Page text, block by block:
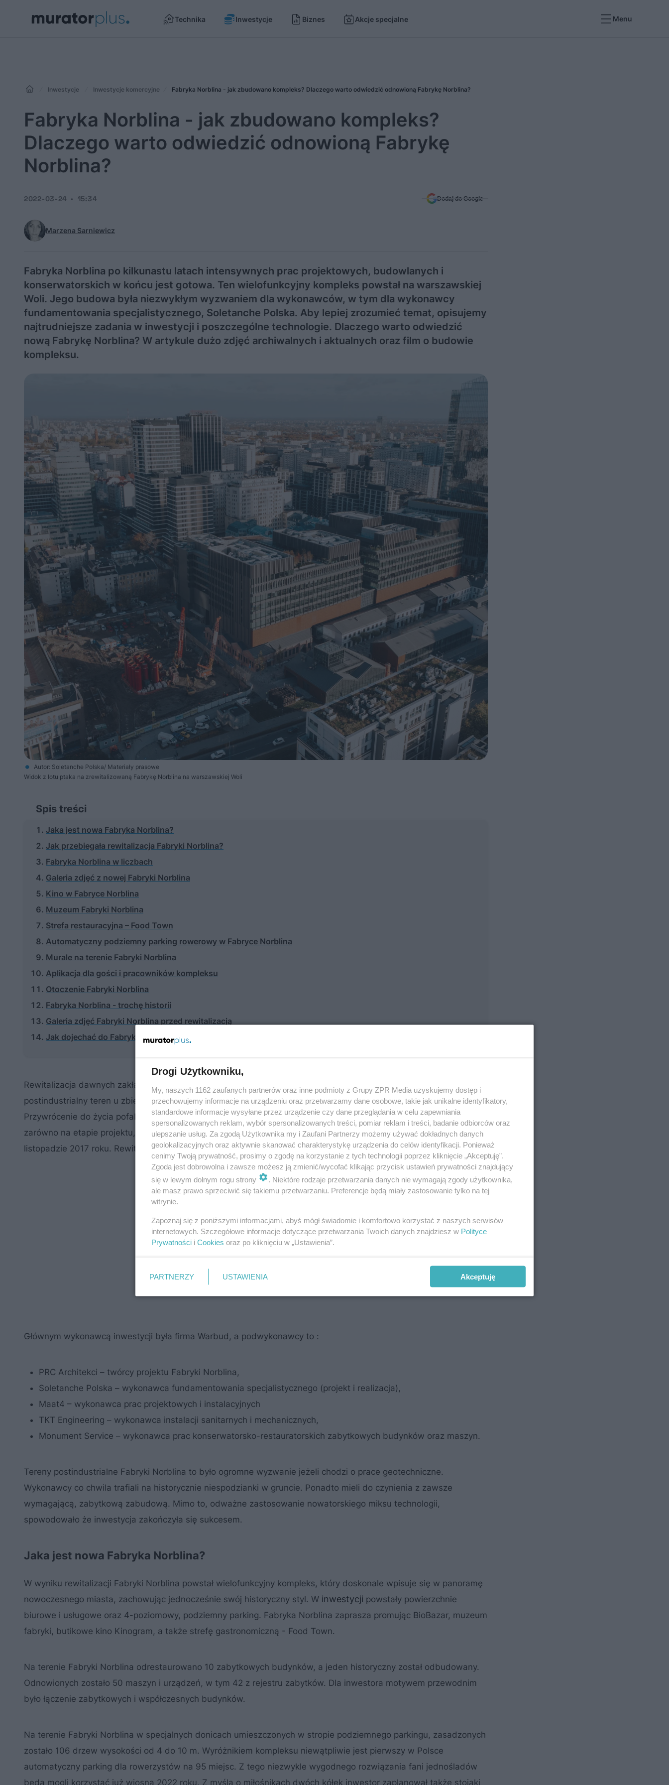
Technika Inwestycje Biznes Akcje specjalne Menu
Inwestycje Inwestycje komercyjne Fabryka Norblina - jak zbudowano kompleks? Dlaczego warto odwiedzić odnowioną Fabrykę Norblina?
Fabryka Norblina - jak zbudowano kompleks?
Dlaczego warto odwiedzić odnowioną Fabrykę
Norblina?
Marzena Sarniewicz
2022-03-24 15:34 Dodaj do Google
Fabryka Norblina po kilkunastu latach intensywnych prac projektowych, budowlanych i
konserwatorskich w końcu jest gotowa. Ten wielofunkcyjny kompleks powstał na warszawskiej
Woli. Jego budowa była niezwykłym wyzwaniem dla wykonawców, w tym dla wykonawcy
fundamentowania specjalistycznego, Soletanche Polska. Aby lepiej zrozumieć temat, opisujemy
najtrudniejsze zadania w inwestycji i poszczególne technologie. Dlaczego warto odwiedzić
nową Fabrykę Norblina? W artykule dużo zdjęć archiwalnych i aktualnych oraz film o budowie
kompleksu.
Autor: Soletanche Polska/ Materiały prasowe
Widok z lotu ptaka na zrewitalizowaną Fabrykę Norblina na warszawskiej Woli
Spis treści
Jaka jest nowa Fabryka Norblina?
Jak przebiegała rewitalizacja Fabryki Norblina?
Fabryka Norblina w liczbach
Galeria zdjęć z nowej Fabryki Norblina
Kino w Fabryce Norblina
Muzeum Fabryki Norblina
Strefa restauracyjna – Food Town
Automatyczny podziemny parking rowerowy w Fabryce Norblina
Murale na terenie Fabryki Norblina
Aplikacja dla gości i pracowników kompleksu
Otoczenie Fabryki Norblina
Fabryka Norblina - trochę historii
Galeria zdjęć Fabryki Norblina przed rewitalizacją
Jak dojechać do Fabryki Norblina?
Rewitalizacja dawnych zakładów Norblin, Bracia Buch i T. Werner rozpoczęła się w 2008 roku, kiedy to 2-hektarowy
postindustrialny teren u zbiegu ulic Żelaznej, Łuckiej i Prostej został zakupiony przez Grupę Capital Park.
Przywrócenie do życia pofabrycznego kompleksu okazało się procesem niezwykle wymagającym i skomplikowanym
zarówno na etapie projektu, jak i budowy.Roboty budowlanena terenie dawnej fabryki Norblina ruszyły w
listopadzie 2017 roku. Rewitalizacja zakończyła się w listopadzie 2021.
Głównym wykonawcą inwestycji była firma Warbud, a podwykonawcy to :
PRC Architekci – twórcy projektu Fabryki Norblina,
Soletanche Polska – wykonawca fundamentowania specjalistycznego (projekt i realizacja),
Maat4 – wykonawca prac projektowych i instalacyjnych
TKT Engineering – wykonawca instalacji sanitarnych i mechanicznych,
Monument Service – wykonawca prac konserwatorsko-restauratorskich zabytkowych budynków oraz maszyn.
Tereny postindustrialne Fabryki Norblina to było ogromne wyzwanie jeżeli chodzi o prace geotechniczne.
Wykonawcy co chwila trafiali na historycznie niespodzianki w gruncie. Ponadto mieli do czynienia z zawsze
wymagającą, zabytkową zabudową. Mimo to, odważne zastosowanie nowatorskiego miksu technologii,
spowodowało że inwestycja zakończyła się sukcesem.
Jaka jest nowa Fabryka Norblina?
W wyniku rewitalizacji Fabryki Norblina powstał wielofunkcyjny kompleks, który doskonale wpisuje się w panoramę
nowoczesnego miasta, zachowując jednocześnie swój historyczny styl. W inwestycji powstały powierzchnie
biurowe i usługowe oraz 4-poziomowy, podziemny parking. Fabryka Norblina zaprasza promując BioBazar, muzeum
fabryki, butikowe kino Kinogram, a także strefę gastronomiczną - Food Town.
Na terenie Fabryki Norblina odrestaurowano 10 zabytkowych budynków, a jeden historyczny został odbudowany.
Odnowionych zostało 50 maszyn i urządzeń, w tym 42 z rejestru zabytków. Dla inwestora motywem przewodnim
było łączenie zabytkowych i współczesnych budynków.
Na terenie Fabryki Norblina w specjalnych donicach umieszczonych w stropie podziemnego parkingu, zasadzonych
zostało 106 drzew wysokości od 4 do 10 m. Wyróżnikiem kompleksu niewątpliwie jest pierwszy w Polsce
automatyczny parking dla rowerzystów na 95 miejsc. Z tego niezwykle wygodnego rozwiązania fani jednośladów
będą mogli korzystać już wiosną 2022 roku. Z myślą o miłośnikach dwóch kółek inwestor zaplanował także stojaki
Drogi Użytkowniku,
My, naszych 1162 zaufanych partnerów oraz inne podmioty z Grupy ZPR Media uzyskujemy dostęp i
przechowujemy informacje na urządzeniu oraz przetwarzamy dane osobowe, takie jak unikalne identyfikatory,
standardowe informacje wysyłane przez urządzenie czy dane przeglądania w celu zapewniania
spersonalizowanych reklam, wybór spersonalizowanych treści, pomiar reklam i treści, badanie odbiorców oraz
ulepszanie usług. Za zgodą Użytkownika my i Zaufani Partnerzy możemy używać dokładnych danych
geolokalizacyjnych oraz aktywnie skanować charakterystykę urządzenia do celów identyfikacji. Ponieważ
cenimy Twoją prywatność, prosimy o zgodę na korzystanie z tych technologii poprzez kliknięcie „Akceptuję”.
Zgoda jest dobrowolna i zawsze możesz ją zmienić/wycofać klikając przycisk ustawień prywatności znajdujący
się w lewym dolnym rogu strony
. Niektóre rodzaje przetwarzania danych nie wymagają zgody użytkownika,
ale masz prawo sprzeciwić się takiemu przetwarzaniu. Preferencje będą miały zastosowanie tylko na tej
witrynie.
Zapoznaj się z poniższymi informacjami, abyś mógł świadomie i komfortowo korzystać z naszych serwisów
internetowych. Szczegółowe informacje dotyczące przetwarzania Twoich danych znajdziesz w Polityce
Prywatności i Cookies oraz po kliknięciu w „Ustawienia”.
PARTNERZY USTAWIENIA Akceptuję